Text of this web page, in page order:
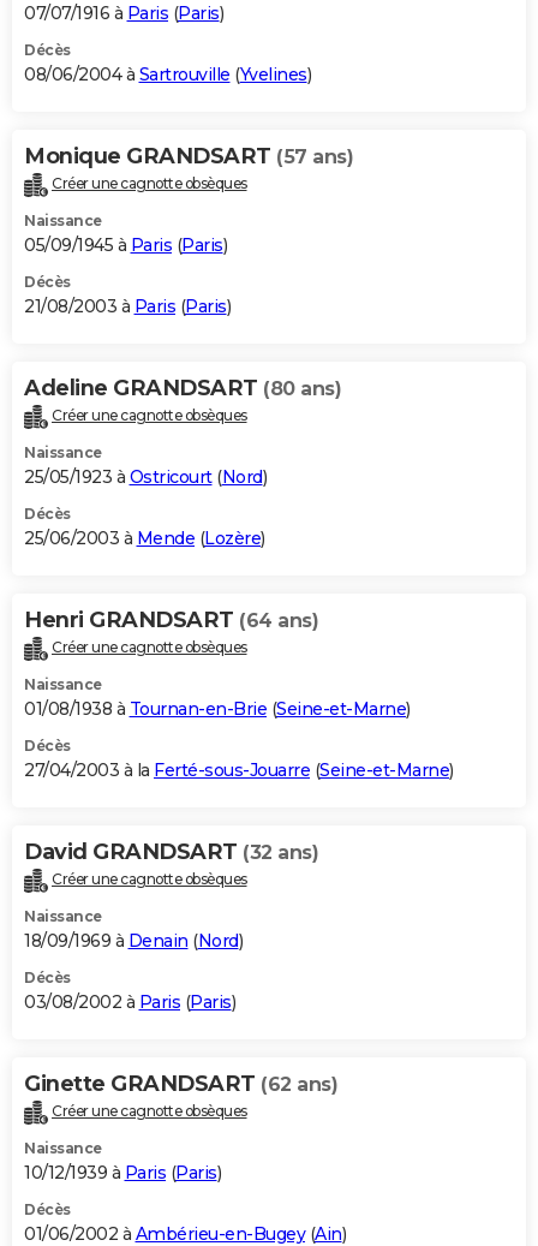
07/07/1916 à Paris (Paris)
Décès
08/06/2004 à Sartrouville (Yvelines)
Monique GRANDSART (57 ans)
Créer une cagnotte obsèques
Naissance
05/09/1945 à Paris (Paris)
Décès
21/08/2003 à Paris (Paris)
Adeline GRANDSART (80 ans)
Créer une cagnotte obsèques
Naissance
25/05/1923 à Ostricourt(Nord)
Décès
25/06/2003 à Mende (Lozère)
Henri GRANDSART (64 ans)
Créer une cagnotte obsèques
Naissance
01/08/1938 à Tournan-en-Brie (Seine-et-Marne)
Décès
27/04/2003 à la Ferté-sous-Jouarre (Seine-et-Marne)
David GRANDSART (32 ans)
Créer une cagnotte obsèques
Naissance
18/09/1969 à Denain (Nord)
Décès
03/08/2002 à Paris (Paris)
Ginette GRANDSART (62 ans)
Créer une cagnotte obsèques
Naissance
10/12/1939 à Paris (Paris)
Décès
01/06/2002 à Ambérieu-en-Bugey(Ain)